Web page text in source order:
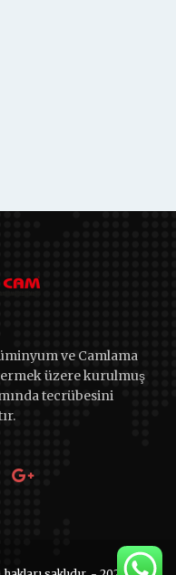
ve Camlama
üzere kurulmuş
tecrübesini